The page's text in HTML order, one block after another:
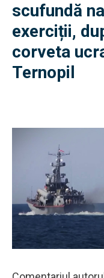
scufundă
exerciții,
corveta
Ternopil